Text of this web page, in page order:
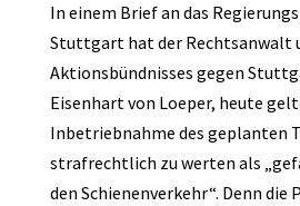
In einem Brief an das
Stuttgart hat der Rechtsanwalt
Aktionsbündnisses gegen
Eisenhart von Loeper, heute
Inbetriebnahme des geplanten
strafrechtlich zu werten als
den Schienenverkehr“. Denn die